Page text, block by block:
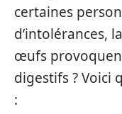
certaines
d’intolérances,
œufs
digestifs ? Voici
: